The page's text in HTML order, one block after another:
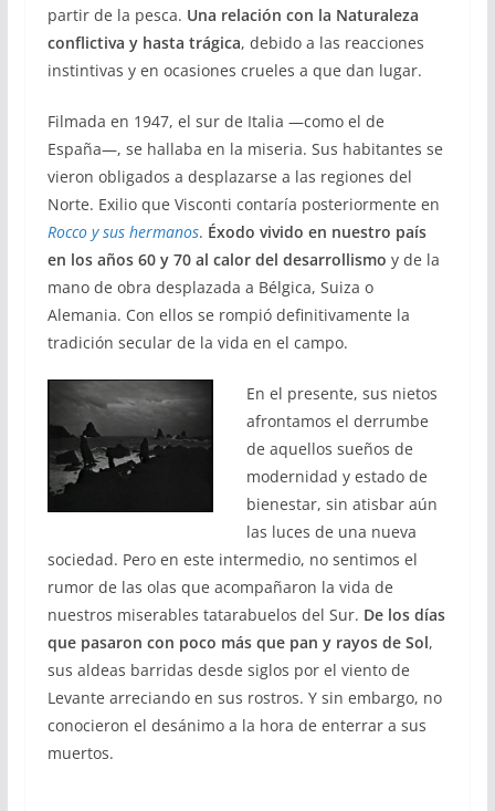
partir de la pesca. Una relación con la Naturaleza
conflictiva y hasta trágica, debido a las reacciones
instintivas y en ocasiones crueles a que dan lugar.
Filmada en 1947, el sur de Italia ―como el de
España―, se hallaba en la miseria. Sus habitantes se
vieron obligados a desplazarse a las regiones del
Norte. Exilio que Visconti contaría posteriormente en
Rocco y sus hermanos. Éxodo vivido en nuestro país
en los años 60 y 70 al calor del desarrollismo y de la
mano de obra desplazada a Bélgica, Suiza o
Alemania. Con ellos se rompió definitivamente la
tradición secular de la vida en el campo.
En el presente, sus nietos
afrontamos el derrumbe
de aquellos sueños de
modernidad y estado de
bienestar, sin atisbar aún
las luces de una nueva
sociedad. Pero en este intermedio, no sentimos el
rumor de las olas que acompañaron la vida de
nuestros miserables tatarabuelos del Sur. De los días
que pasaron con poco más que pan y rayos de Sol,
sus aldeas barridas desde siglos por el viento de
Levante arreciando en sus rostros. Y sin embargo, no
conocieron el desánimo a la hora de enterrar a sus
muertos.